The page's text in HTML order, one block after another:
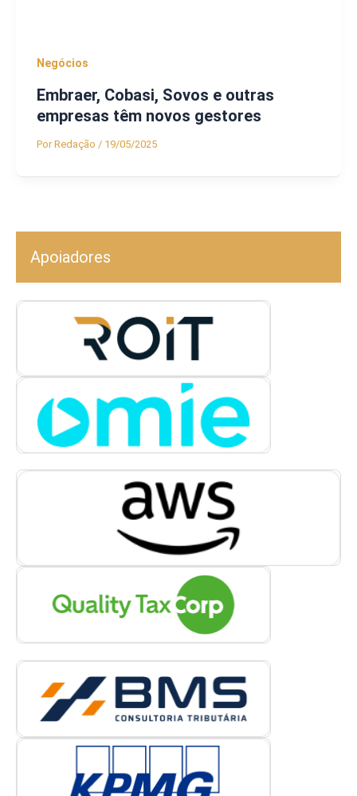
Negócios
Embraer, Cobasi, Sovos e outras
empresas têm novos gestores
PorRedação / 19/05/2025
Apoiadores